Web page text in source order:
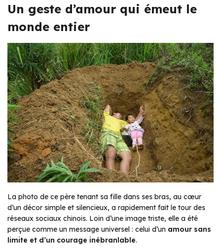
Un geste d’amour qui émeut le
monde entier
La photo de ce père tenant sa fille dans ses bras, au cœur
d’un décor simple et silencieux, a rapidement fait le tour des
réseaux sociaux chinois. Loin d’une image triste, elle a été
perçue comme un message universel : celui d’un amour sans
limite et d’un courage inébranlable.